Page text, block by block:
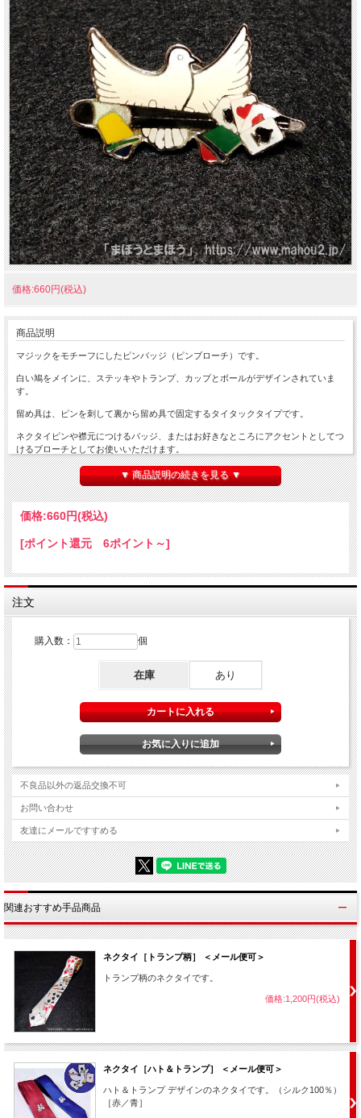
価格:660円(税込)
商品説明
マジックをモチーフにしたピンバッジ（ピンブローチ）です。
白い鳩をメインに、ステッキやトランプ、カップとボールがデザインされていま
す。
留め具は、ピンを刺して裏から留め具で固定するタイタックタイプです。
ネクタイピンや襟元につけるバッジ、またはお好きなところにアクセントとしてつ
けるブローチとしてお使いいただけます。
（※これはマジック道具ではありません。仕掛けの無い普通のアクセサリーで
す。）
※商品は基本的には写真の通りですが塗装の具合や一部色が違ったりと個体差があ
ついては日本製品のように完璧でない事を予めご了承下さい。
▼ 商品説明の続きを見る ▼
価格:660円(税込)
[ポイント還元 6ポイント～]
注文
購入数： 個
在庫 あり
不良品以外の返品交換不可
お問い合わせ
友達にメールですすめる
関連おすすめ手品商品
ネクタイ［トランプ柄］ ＜メール便可＞
トランプ柄のネクタイです。
価格:1,200円(税込)
ネクタイ［ハト＆トランプ］ ＜メール便可＞
ハト＆トランプ デザインのネクタイです。（シルク100％）
［赤／青］